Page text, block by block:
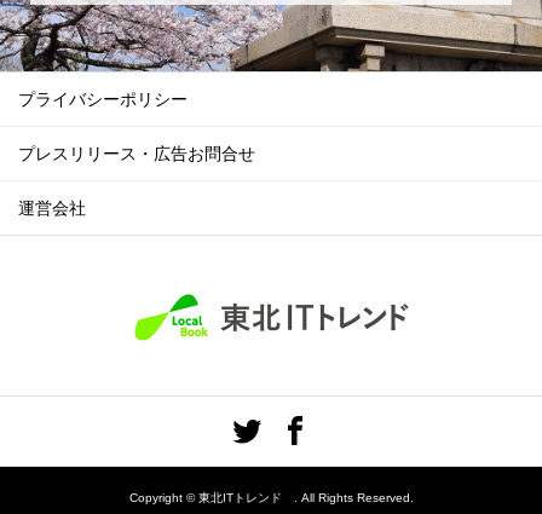
プライバシーポリシー
プレスリリース・広告お問合せ
運営会社
Copyright ©東北ITトレンド . All Rights Reserved.